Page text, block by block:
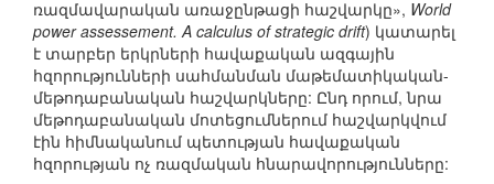
ռազմավարական առաջընթացի հաշվարկը», World
power assessement. A calculus of strategic drift) կատարել
է տարբեր երկրների հավաքական ազգային
հզորությունների սահմանման մաթեմատիկական-
մեթոդաբանական հաշվարկները: Ընդ որում, նրա
մեթոդաբանական մոտեցումներում հաշվարկվում
էին հիմնականում պետության հավաքական
հզորության ոչ ռազմական հնարավորությունները: